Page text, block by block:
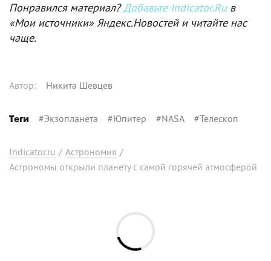
Понравился материал?Добавьте Indicator.Ruв
«Мои источники» Яндекс.Новостей и читайте нас
чаще.
Автор: Никита Шевцев
Теги #Экзопланета #Юпитер #NASA #Телескоп
Indicator.ru / Астрономия /
Астрономы открыли планету с самой горячей атмосферой